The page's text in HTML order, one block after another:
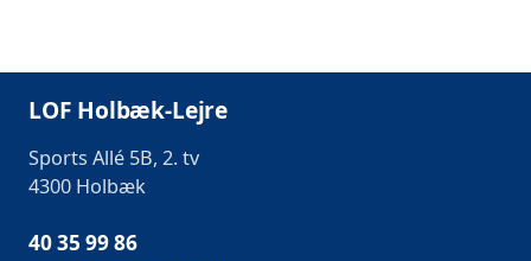
LOF Holbæk-Lejre
Sports Allé 5B, 2. tv
4300 Holbæk
40 35 99 86